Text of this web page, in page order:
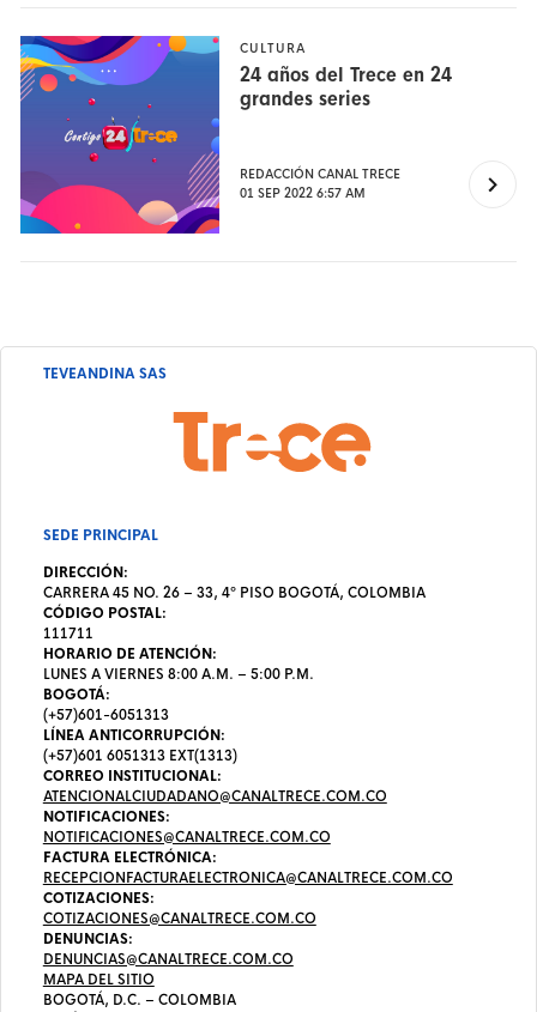
CULTURA
24 años del Trece en 24
grandes series
REDACCIÓN CANAL TRECE
01 SEP 2022 6:57 AM
TEVEANDINA SAS
SEDE PRINCIPAL
DIRECCIÓN:
CARRERA 45 NO. 26 – 33, 4º PISO BOGOTÁ, COLOMBIA
CÓDIGO POSTAL:
111711
HORARIO DE ATENCIÓN:
LUNES A VIERNES 8:00 A.M. – 5:00 P.M.
BOGOTÁ:
(+57)601-6051313
LÍNEA ANTICORRUPCIÓN:
(+57)601 6051313 EXT(1313)
CORREO INSTITUCIONAL:
ATENCIONALCIUDADANO@CANALTRECE.COM.CO
NOTIFICACIONES:
NOTIFICACIONES@CANALTRECE.COM.CO
FACTURA ELECTRÓNICA:
RECEPCIONFACTURAELECTRONICA@CANALTRECE.COM.CO
COTIZACIONES:
COTIZACIONES@CANALTRECE.COM.CO
DENUNCIAS:
DENUNCIAS@CANALTRECE.COM.CO
MAPA DEL SITIO
BOGOTÁ, D.C. – COLOMBIA